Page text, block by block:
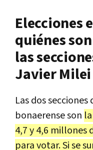
Elecciones
quiénes
las
Javier
Las dos
bonaerense son
4,7 y 4,6 millones
para votar. Si se